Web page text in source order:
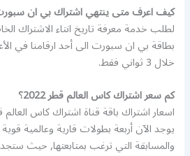
كيف اعرف متى ينتهي اشتراك بي ان
لطلب خدمة معرفة تاريخ انتاء الاشتراك
بطاقة بي ان سبورت الى أحد ارقامنا في
خلال 3 ثواني فقط.
كم سعر اشتراك كاس العالم قطر 2022؟
اسعار اشتراك باقة قناة اشتراك كاس العالم قطر
يوجد الآن أربعة بطولات قارية وعالمية